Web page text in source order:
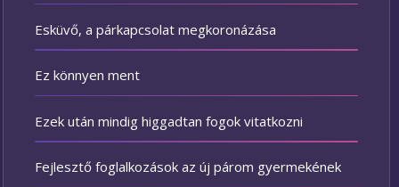
Esküvő, a párkapcsolat megkoronázása
Ez könnyen ment
Ezek után mindig higgadtan fogok vitatkozni
Fejlesztő foglalkozások az új párom gyermekének